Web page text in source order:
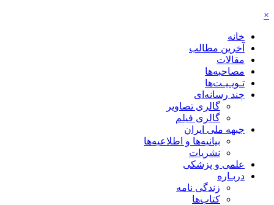
×
خانه
آخرین مطالب
مقالات
مصاحبه‌ها
تـویـیـت‌ها
چند رسانه‌ای
گالری تصاویر
گالری فیلم
جبهه ملی ایران
بیانیه‌ها و اطلاعیه‌ها
نشریات
علمی و پزشکی
دربـاره
زندگی نامه
کتاب‌ها